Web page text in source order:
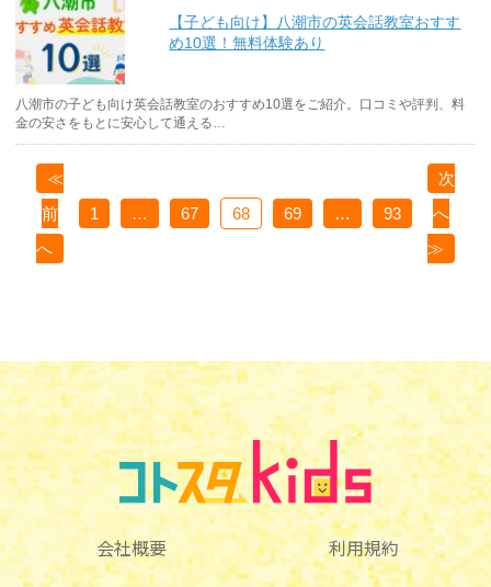
【子ども向け】八潮市の英会話教室おすす
め10選！無料体験あり
八潮市の子ども向け英会話教室のおすすめ10選をご紹介。口コミや評判、料
金の安さをもとに安心して通える…
≪
前
へ
1 … 67 68 69 … 93
次
へ
≫
会社概要 利用規約